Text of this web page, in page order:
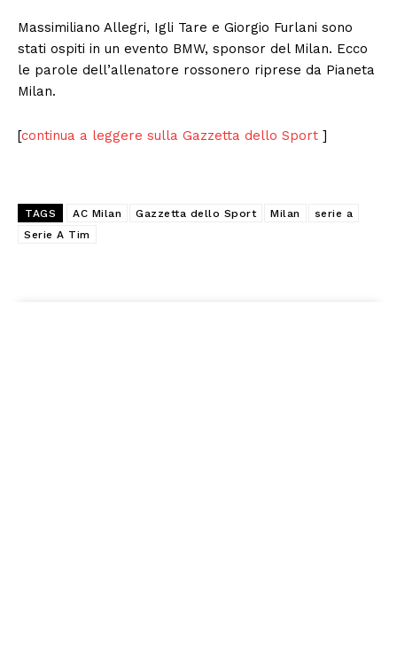
Massimiliano Allegri, Igli Tare e Giorgio Furlani sono
stati ospiti in un evento BMW, sponsor del Milan. Ecco
le parole dell’allenatore rossonero riprese da Pianeta
Milan.
[continua a leggere sulla Gazzetta dello Sport ]
TAGS AC Milan Gazzetta dello Sport Milan
serie a
Serie A Tim